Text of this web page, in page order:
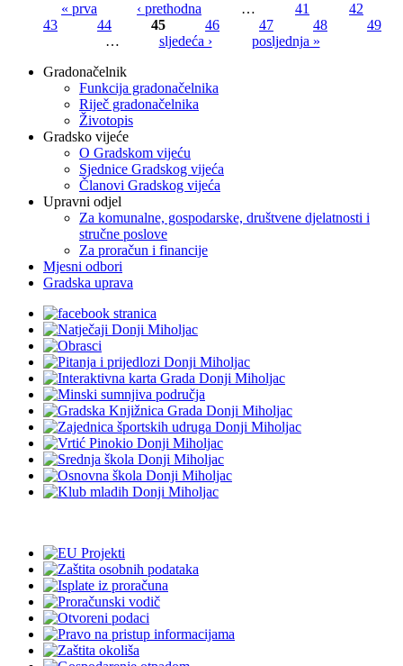
« prva ‹ prethodna … 41
42
43
44 45 46 47 48
49
…
sljedeća ›
posljednja »
Gradonačelnik
Funkcija gradonačelnika
Riječ gradonačelnika
Životopis
Gradsko vijeće
O Gradskom vijeću
Sjednice Gradskog vijeća
Članovi Gradskog vijeća
Upravni odjel
Za komunalne, gospodarske, društvene djelatnosti i
stručne poslove
Za proračun i financije
Mjesni odbori
Gradska uprava